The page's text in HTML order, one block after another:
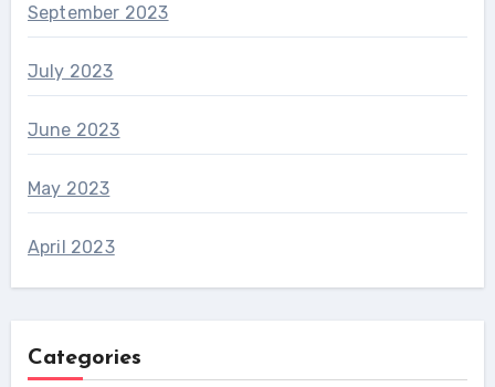
September 2023
July 2023
June 2023
May 2023
April 2023
Categories